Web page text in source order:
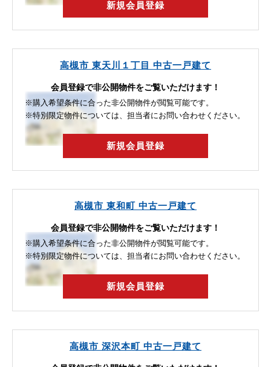
新規会員登録
高槻市 東天川１丁目 中古一戸建て
会員登録で非公開物件をご覧いただけます！
※購入希望条件に合った非公開物件が閲覧可能です。
※特別限定物件については、担当者にお問い合わせください。
新規会員登録
高槻市 東和町 中古一戸建て
会員登録で非公開物件をご覧いただけます！
※購入希望条件に合った非公開物件が閲覧可能です。
※特別限定物件については、担当者にお問い合わせください。
新規会員登録
高槻市 深沢本町 中古一戸建て